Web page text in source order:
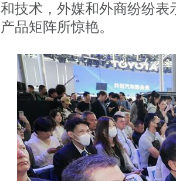
和技术，外媒和外商纷纷
产品矩阵所惊艳。